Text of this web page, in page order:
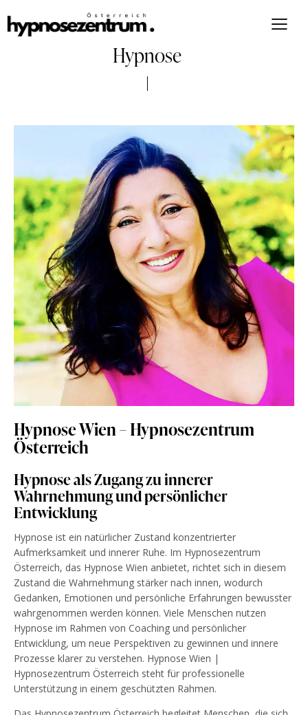
Hypnose
Hypnose Wien – Hypnosezentrum
Österreich
Hypnose als Zugang zu innerer
Wahrnehmung und persönlicher
Entwicklung
Hypnose ist ein natürlicher Zustand konzentrierter
Aufmerksamkeit und innerer Ruhe. Im Hypnosezentrum
Österreich, das Hypnose Wien anbietet, richtet sich in diesem
Zustand die Wahrnehmung stärker nach innen, wodurch
Gedanken, Emotionen und persönliche Erfahrungen bewusster
wahrgenommen werden können. Viele Menschen nutzen
Hypnose im Rahmen von Coaching und persönlicher
Entwicklung, um neue Perspektiven zu gewinnen und innere
Prozesse klarer zu verstehen. Hypnose Wien |
Hypnosezentrum Österreich steht für professionelle
Unterstützung in einem geschützten Rahmen.